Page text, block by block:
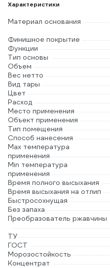
Характеристики
Материал основания
Финишное покрытие
Функции
Тип основы
Объем
Вес нетто
Вид тары
Цвет
Расход
Место применения
Объект применения
Тип помещения
Способ нанесения
Max температура
применения
Min температура
применения
Время полного высыхания
Время высыхания на отлип
Быстросохнущая
Без запаха
Преобразователь ржавчины
ТУ
ГОСТ
Морозостойкость
Концентрат